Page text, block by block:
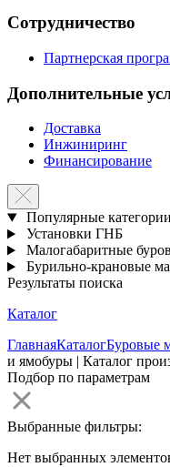
Сотрудничество
Партнерская
Дополнительные
Доставка
Инжиниринг
Финансирование
Популярные категории
Установки ГНБ
Малогабаритные
Бурильно-крановые
Результаты поиска
Каталог
ГлавнаяКаталогБуровые
и ямобуры | Каталог
Подбор по параметрам
Выбранные фильтры:
Нет выбранных